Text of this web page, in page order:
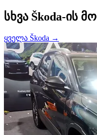
სხვა Škoda-ის
ყველა Škoda →